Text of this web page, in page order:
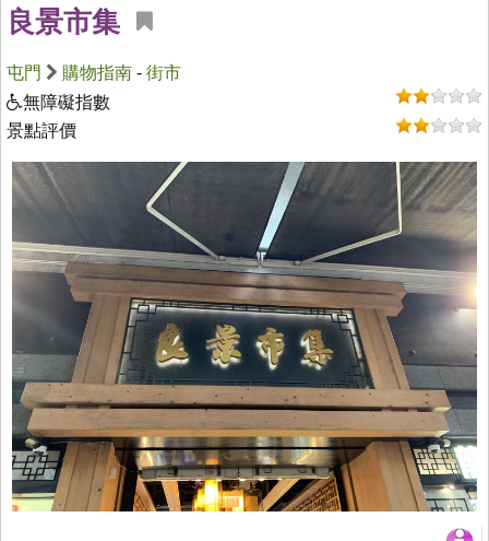
良景市集
屯門 購物指南 - 街市
無障礙指數
景點評價